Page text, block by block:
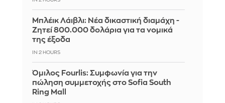
Μπλέικ Λάιβλι: Νέα δικαστική διαμάχη -
Ζητεί 800.000 δολάρια για τα νομικά
της έξοδα
IN 2 HOURS
Όμιλος Fourlis: Συμφωνία για την
πώληση συμμετοχής στο Sofia South
Ring Mall